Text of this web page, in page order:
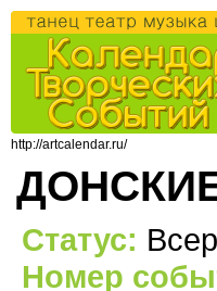
http://artcalendar.ru/
Статус:
Номер